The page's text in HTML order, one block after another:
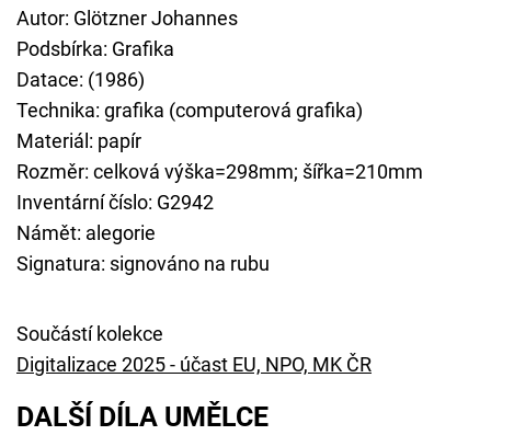
Autor: Glötzner Johannes
Podsbírka: Grafika
Datace: (1986)
Technika: grafika (computerová grafika)
Materiál: papír
Rozměr: celková výška=298mm; šířka=210mm
Inventární číslo: G2942
Námět: alegorie
Signatura: signováno na rubu
Součástí kolekce
Digitalizace 2025 - účast EU, NPO, MK ČR
DALŠÍ DÍLA UMĚLCE